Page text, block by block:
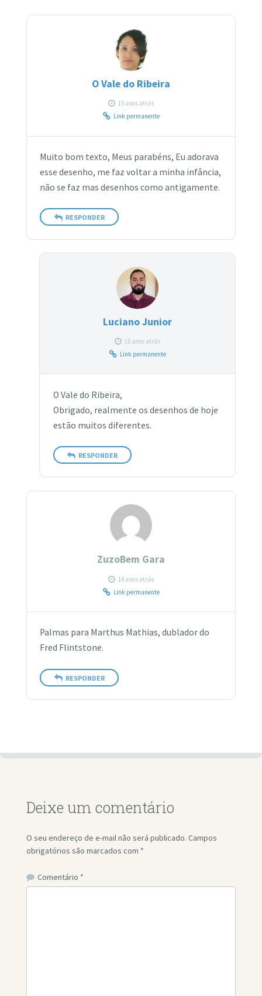
O Vale do Ribeira
15 anos atrás
Link permanente
Muito bom texto, Meus parabéns, Eu adorava
esse desenho, me faz voltar a minha infância,
não se faz mas desenhos como antigamente.
RESPONDER
Luciano Junior
15 anos atrás
Link permanente
O Vale do Ribeira,
Obrigado, realmente os desenhos de hoje
estão muitos diferentes.
RESPONDER
ZuzoBem Gara
14 anos atrás
Link permanente
Palmas para Marthus Mathias, dublador do
Fred Flintstone.
RESPONDER
Deixe um comentário
O seu endereço de e-mail não será publicado. Campos
obrigatórios são marcados com *
Comentário *